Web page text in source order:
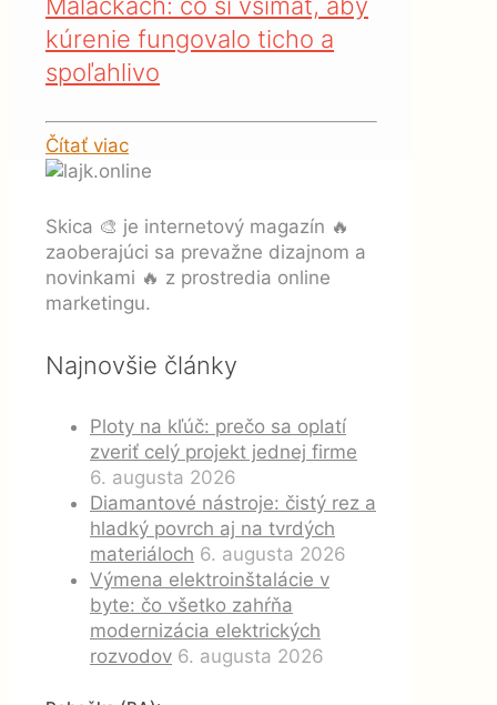
kúrenie fungovalo ticho a
spoľahlivo
Čítať viac
Skica 🎨 je internetový magazín 🔥
zaoberajúci sa prevažne dizajnom a
novinkami 🔥 z prostredia online
marketingu.
Najnovšie články
Ploty na kľúč: prečo sa oplatí
zveriť celý projekt jednej firme
6. augusta 2026
Diamantové nástroje: čistý rez a
hladký povrch aj na tvrdých
materiáloch 6. augusta 2026
Výmena elektroinštalácie v
byte: čo všetko zahŕňa
modernizácia elektrických
rozvodov 6. augusta 2026